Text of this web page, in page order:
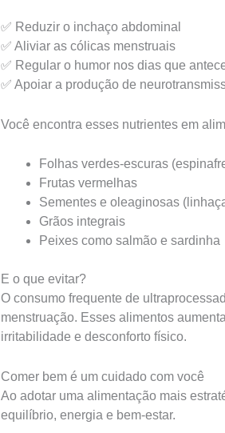
✅ Reduzir o inchaço abdominal
✅ Aliviar as cólicas menstruais
✅ Regular o humor nos dias que
✅ Apoiar a produção de
Você encontra esses nutrientes em
Folhas verdes-escuras
Frutas vermelhas
Sementes e oleaginosas
Grãos integrais
Peixes como salmão e sardinha
E o que evitar?
O consumo frequente de
menstruação. Esses alimentos
irritabilidade e desconforto físico.
Comer bem é um cuidado com você
Ao adotar uma alimentação mais
equilíbrio, energia e bem-estar.